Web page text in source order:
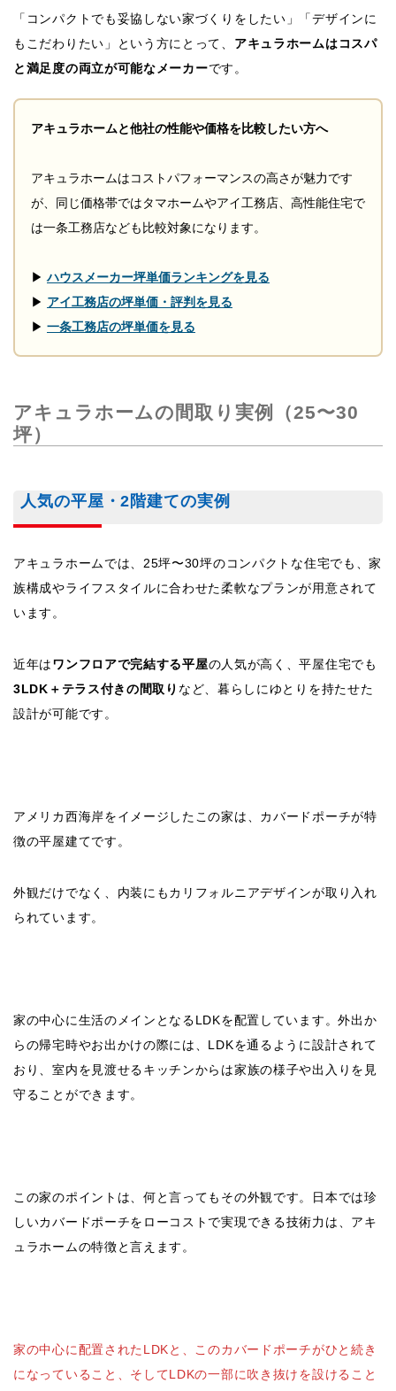
「コンパクトでも妥協しない家づくりをしたい」「デザインに
もこだわりたい」という方にとって、 アキュラホームはコスパ
と満足度の両立が可能なメーカーです。
アキュラホームと他社の性能や価格を比較したい方へ
アキュラホームはコストパフォーマンスの高さが魅力です
が、同じ価格帯ではタマホームやアイ工務店、高性能住宅で
は一条工務店なども比較対象になります。
▶ハウスメーカー坪単価ランキングを見る
▶ アイ工務店の坪単価・評判を見る
▶ 一条工務店の坪単価を見る
アキュラホームの間取り実例（25〜30
坪）
人気の平屋・2階建ての実例
アキュラホームでは、25坪〜30坪のコンパクトな住宅でも、家
族構成やライフスタイルに合わせた柔軟なプランが用意されて
います。
近年はワンフロアで完結する平屋の人気が高く、平屋住宅でも
3LDK＋ テラス付きの間取り など、暮らしにゆとりを持たせた
設計が可能です。
アメリカ西海岸をイメージしたこの家は、カバードポーチが特
徴の平屋建てです。
外観だけでなく、内装にもカリフォルニアデザインが取り入れ
られています。
家の中心に生活のメインとなるLDKを配置しています。外出か
らの帰宅時やお出かけの際には、LDKを通るように設計されて
おり、室内を見渡せるキッチンからは家族の様子や出入りを見
守ることができます。
この家のポイントは、何と言ってもその外観です。日本では珍
しいカバードポーチをローコストで実現できる技術力は、アキ
ュラホームの特徴と言えます。
家の中心に配置されたLDKと、このカバードポーチがひと続き
になっていること、そしてLDKの一部に吹き抜けを設けること